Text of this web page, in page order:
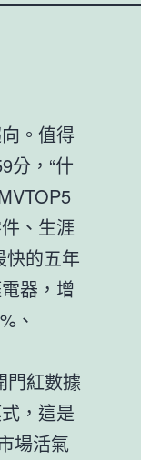
。值得
分，“什
、生涯
快的五年
器，增
、
門紅數據
，這是
場活氣